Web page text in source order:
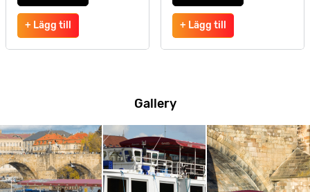
+ Lägg till + Lägg till
Gallery